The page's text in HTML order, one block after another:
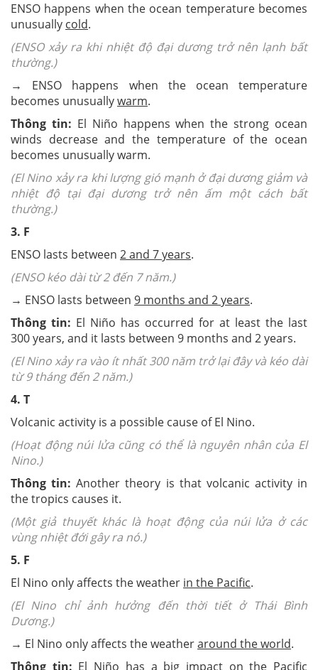
ENSO happens when the ocean temperature becomes
unusually cold.
(ENSO xảy ra khi nhiệt độ đại dương trở nên lạnh bất
thường.)
→ ENSO happens when the ocean temperature
becomes unusuallywarm.
Thông tin: El Niño happens when the strong ocean
winds decrease and the temperature of the ocean
becomes unusually warm.
(El Nino xảy ra khi lượng gió mạnh ở đại dương giảm và
nhiệt độ tại đại dương trở nên ấm một cách bất
thường.)
3. F
ENSO lasts between 2 and 7 years.
(ENSO kéo dài từ 2 đến 7 năm.)
→ ENSO lasts between 9 months and 2 years.
Thông tin: El Niño has occurred for at least the last
300 years, and it lasts between 9 months and 2 years.
(El Nino xảy ra vào ít nhất 300 năm trở lại đây và kéo dài
từ 9 tháng đến 2 năm.)
4. T
Volcanic activity is a possible cause of El Nino.
(Hoạt động núi lửa cũng có thể là nguyên nhân của El
Nino.)
Thông tin:Another theory is that volcanic activity in
the tropics causes it.
(Một giả thuyết khác là hoạt động của núi lửa ở các
vùng nhiệt đới gây ra nó.)
5. F
El Nino only affects the weather in the Pacific.
(El Nino chỉ ảnh hưởng đến thời tiết ở Thái Bình
Dương.)
→ El Nino only affects the weatheraround the world.
Thông tin: El Niño has a big impact on the Pacific